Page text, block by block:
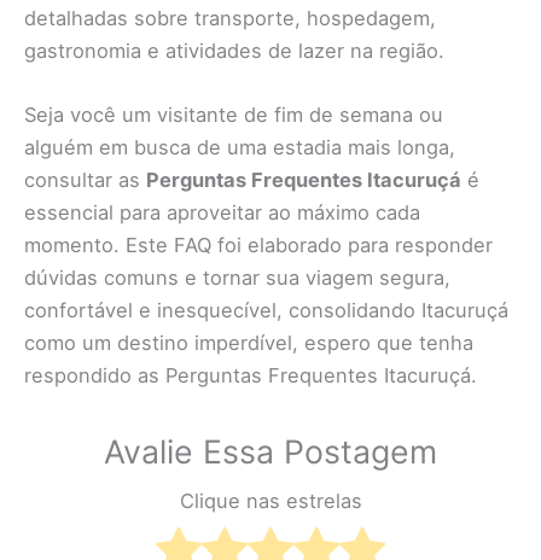
detalhadas sobre transporte, hospedagem,
gastronomia e atividades de lazer na região.
Seja você um visitante de fim de semana ou
alguém em busca de uma estadia mais longa,
consultar as Perguntas Frequentes Itacuruçá é
essencial para aproveitar ao máximo cada
momento. Este FAQ foi elaborado para responder
dúvidas comuns e tornar sua viagem segura,
confortável e inesquecível, consolidando Itacuruçá
como um destino imperdível, espero que tenha
respondido as Perguntas Frequentes Itacuruçá.
Avalie Essa Postagem
Clique nas estrelas